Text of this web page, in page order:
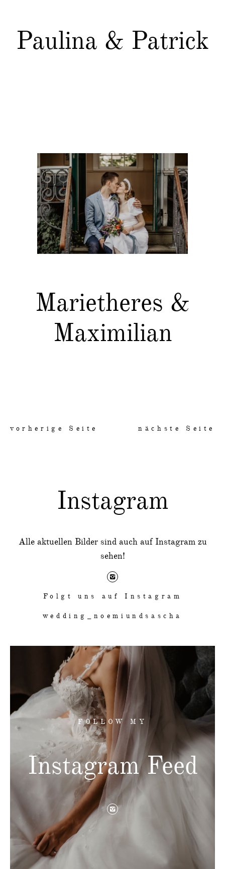
Paulina & Patrick
Marietheres &
Maximilian
vorherige Seite nächste Seite
FOLLOW MY
Instagram Feed
Instagram
Alle aktuellen Bilder sind auch auf Instagram zu
sehen!
Folgt uns auf Instagram
wedding_noemiundsascha